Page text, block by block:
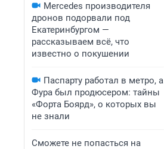
Mercedes производителя
дронов подорвали под
Екатеринбургом —
рассказываем всё, что
известно о покушении
Паспарту работал в метро, а
Фура был продюсером: тайны
«Форта Боярд», о которых вы
не знали
Сможете не попасться на